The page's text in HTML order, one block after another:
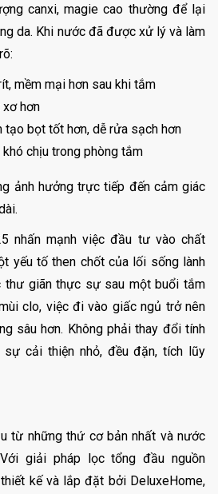
canxi, magie cao thường để lại
da. Khi nước đã được xử lý và làm
mềm mại hơn sau khi tắm
xơ hơn
tạo bọt tốt hơn, dễ rửa sạch hơn
chịu trong phòng tắm
ảnh hưởng trực tiếp đến cảm giác
nhấn mạnh việc đầu tư vào chất
yếu tố then chốt của lối sống lành
thư giãn thực sự sau một buổi tắm
clo, việc đi vào giấc ngủ trở nên
sâu hơn. Không phải thay đổi tính
cải thiện nhỏ, đều đặn, tích lũy
từ những thứ cơ bản nhất và nước
giải pháp lọc tổng đầu nguồn
kế và lắp đặt bởi DeluxeHome,